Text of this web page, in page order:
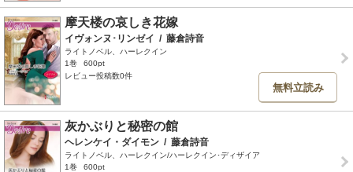
摩天楼の哀しき花嫁
イヴォンヌ･リンゼイ / 藤倉詩音
ライトノベル、ハーレクイン
1巻
600pt
レビュー投稿数0件
無料立読み
灰かぶりと秘密の館
ヘレンケイ・ダイモン / 藤倉詩音
ライトノベル、ハーレクイン/ハーレクイン･ディザイア
1巻
600pt